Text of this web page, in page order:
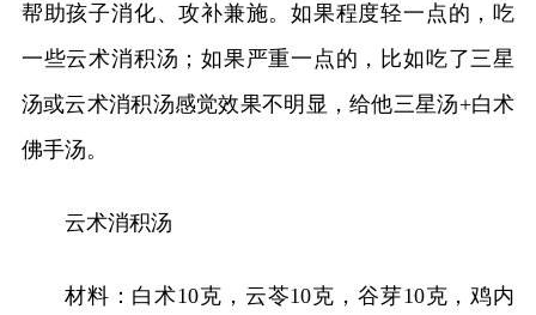
帮助孩子消化、攻补兼施。如果程度轻一点的，吃
一些云术消积汤；如果严重一点的，比如吃了三星
汤或云术消积汤感觉效果不明显，给他三星汤+白术
佛手汤。
云术消积汤
材料：白术10克，云苓10克，谷芽10克，鸡内